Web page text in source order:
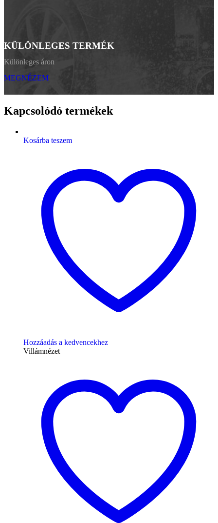
KÜLÖNLEGES TERMÉK
Különleges áron
MEGNÉZEM
Kapcsolódó termékek
Kosárba teszem
Hozzáadás a kedvencekhez
Villámnézet